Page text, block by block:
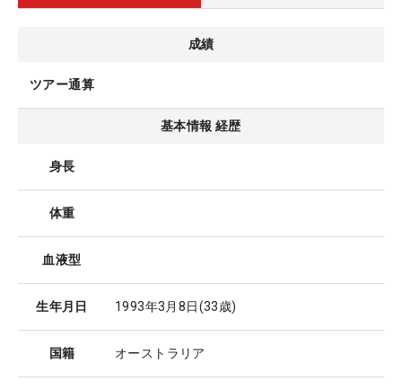
成績
ツアー通算
基本情報 経歴
身長
体重
血液型
生年月日 1993年3月8日(33歳)
国籍 オーストラリア